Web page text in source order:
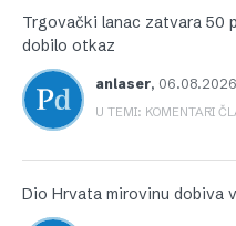
Trgovački lanac zatvara 50
dobilo otkaz
anlaser,
U TEMI: KOMENTARI
Dio Hrvata mirovinu dobiva